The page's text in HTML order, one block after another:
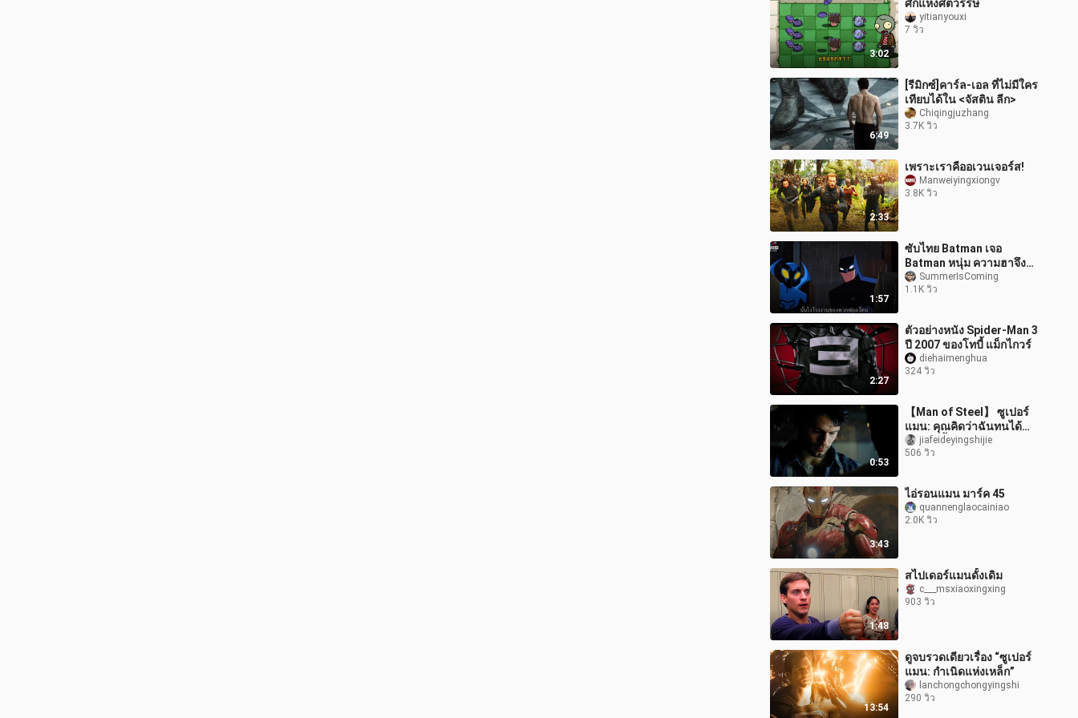
3:02
ศึกแห่งศตวรรษ
yitianyouxi
7 วิว
6:49
[รีมิกซ์]คาร์ล-เอล ที่ไม่มีใคร
เทียบได้ใน <จัสติน ลีก>
Chiqingjuzhang
3.7K วิว
2:33
เพราะเราคืออเวนเจอร์ส!
Manweiyingxiongv
3.8K วิว
1:57
ซับไทย Batman เจอ
Batman หนุ่ม ความฮาจึง
บังเกิดSummerIsComing
1.1K วิว
2:27
ตัวอย่างหนัง Spider-Man 3
ปี 2007 ของโทบี้ แม็กไกวร์
diehaimenghua
324 วิว
0:53
【Man of Steel】 ซูเปอร์
แมน: คุณคิดว่าฉันทนได้
แล้วใช่มั้ยล่ะ?
jiafeideyingshijie
506 วิว
3:43
ไอ่รอนแมน มาร์ค 45
quannenglaocainiao
2.0K วิว
1:48
สไปเดอร์แมนดั้งเดิม
c___msxiaoxingxing
903 วิว
13:54
ดูจบรวดเดียวเรื่อง “ซูเปอร์
แมน: กำเนิดแห่งเหล็ก”
lanchongchongyingshi
290 วิว